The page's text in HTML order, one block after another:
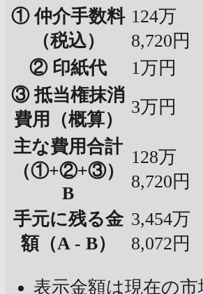
① 仲介手数料
（税込）
124万
8,720円
② 印紙代
1万円
③ 抵当権抹消
費用（概算）
3万円
主な費用合計
（①+②+③）
B
128万
8,720円
手元に残る金
額（A - B）
3,454万
8,072円
表示金額は現在の